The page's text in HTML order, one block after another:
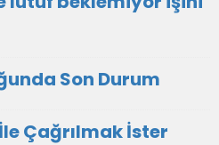
Son Durum
Çağrılmak İster